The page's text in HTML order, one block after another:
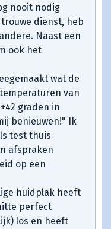
nooit nodig
dienst, heb
Naast een
ook het
wat de
van
graden in
benieuwen!" Ik
test thuis
afspraken
op een
huidplak heeft
perfect
los en heeft